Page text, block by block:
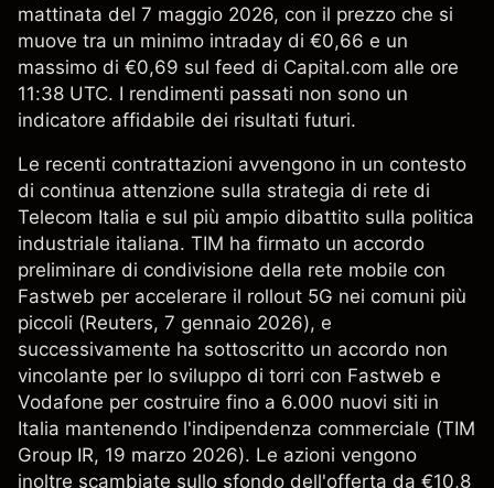
mattinata del 7 maggio 2026, con il prezzo che si
muove tra un minimo intraday di €0,66 e un
massimo di €0,69 sul feed di Capital.com alle ore
11:38 UTC. I rendimenti passati non sono un
indicatore affidabile dei risultati futuri.
Le recenti contrattazioni avvengono in un contesto
di continua attenzione sulla strategia di rete di
Telecom Italia e sul più ampio dibattito sulla politica
industriale italiana. TIM ha firmato un accordo
preliminare di condivisione della rete mobile con
Fastweb per accelerare il rollout 5G nei comuni più
piccoli (Reuters, 7 gennaio 2026), e
successivamente ha sottoscritto un accordo non
vincolante per lo sviluppo di torri con Fastweb e
Vodafone per costruire fino a 6.000 nuovi siti in
Italia mantenendo l'indipendenza commerciale (TIM
Group IR, 19 marzo 2026). Le azioni vengono
inoltre scambiate sullo sfondo dell'offerta da €10,8